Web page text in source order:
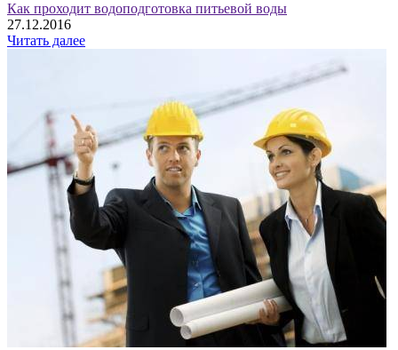
Как проходит водоподготовка питьевой воды
27.12.2016
Читать далее